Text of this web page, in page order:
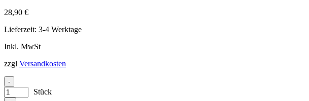
28,90 €
Lieferzeit: 3-4 Werktage
Inkl. MwSt
zzgl Versandkosten
-
Stück